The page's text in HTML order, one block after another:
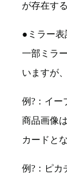
が存在す
●ミラー表
一部ミラ
いますが
例?：イー
商品画像
カードと
例?：ピカ